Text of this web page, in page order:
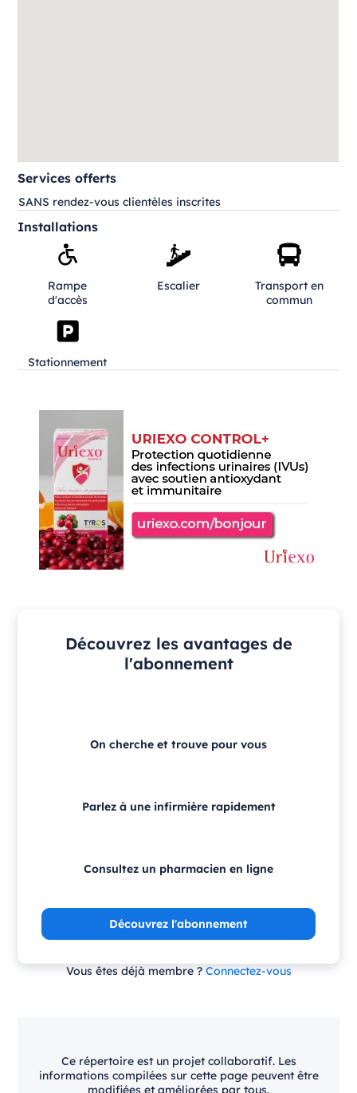
Services offerts
SANS rendez-vous clientèles inscrites
Installations
Rampe
d'accès
Escalier
Transport en
commun
Stationnement
Découvrez les avantages de
l'abonnement
On cherche et trouve pour vous
Parlez à une infirmière rapidement
Consultez un pharmacien en ligne
Découvrez l'abonnement
Vous êtes déjà membre ? Connectez-vous
Ce répertoire est un projet collaboratif. Les
informations compilées sur cette page peuvent être
modifiées et améliorées par tous.